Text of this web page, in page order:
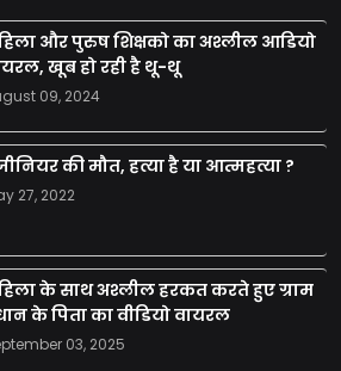
और पुरुष शिक्षको का अश्लील आडियो
खूब हो रही है थू-थू
09, 2024
की मौत, हत्या है या आत्महत्या ?
27, 2022
के साथ अश्लील हरकत करते हुए ग्राम
के पिता का वीडियो वायरल
03, 2025